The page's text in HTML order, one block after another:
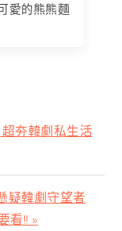
愛的熊熊麵
夯韓劇私生活
疑韓劇守望者
看!! »